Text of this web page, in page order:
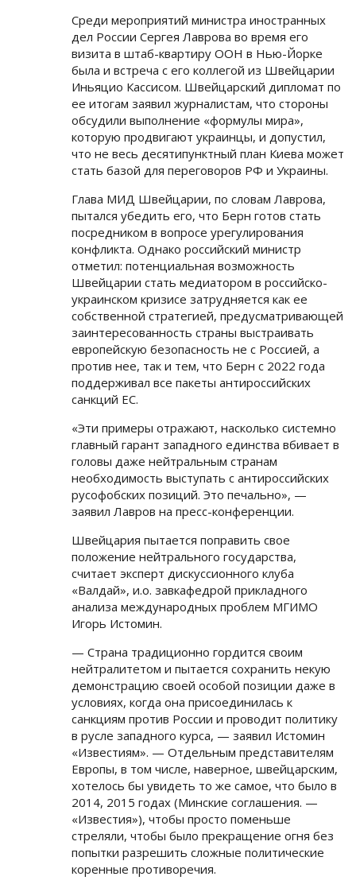
Среди мероприятий министра иностранных
дел России Сергея Лаврова во время его
визита в штаб-квартиру ООН в Нью-Йорке
была и встреча с его коллегой из Швейцарии
Иньяцио Кассисом. Швейцарский дипломат по
ее итогам заявил журналистам, что стороны
обсудили выполнение «формулы мира»,
которую продвигают украинцы, и допустил,
что не весь десятипунктный план Киева может
стать базой для переговоров РФ и Украины.
Глава МИД Швейцарии, по словам Лаврова,
пытался убедить его, что Берн готов стать
посредником в вопросе урегулирования
конфликта. Однако российский министр
отметил: потенциальная возможность
Швейцарии стать медиатором в российско-
украинском кризисе затрудняется как ее
собственной стратегией, предусматривающей
заинтересованность страны выстраивать
европейскую безопасность не c Россией, а
против нее, так и тем, что Берн с 2022 года
поддерживал все пакеты антироссийских
санкций ЕС.
«Эти примеры отражают, насколько системно
главный гарант западного единства вбивает в
головы даже нейтральным странам
необходимость выступать с антироссийских
русофобских позиций. Это печально», —
заявил Лавров на пресс-конференции.
Швейцария пытается поправить свое
положение нейтрального государства,
считает эксперт дискуссионного клуба
«Валдай», и.о. завкафедрой прикладного
анализа международных проблем МГИМО
Игорь Истомин.
— Страна традиционно гордится своим
нейтралитетом и пытается сохранить некую
демонстрацию своей особой позиции даже в
условиях, когда она присоединилась к
санкциям против России и проводит политику
в русле западного курса, — заявил Истомин
«Известиям». — Отдельным представителям
Европы, в том числе, наверное, швейцарским,
хотелось бы увидеть то же самое, что было в
2014, 2015 годах (Минские соглашения. —
«Известия»), чтобы просто поменьше
стреляли, чтобы было прекращение огня без
попытки разрешить сложные политические
коренные противоречия.